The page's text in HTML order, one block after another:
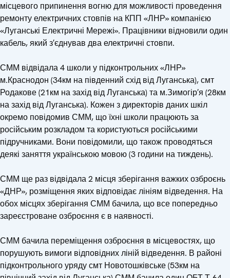
місцевого припинення вогню для можливості проведення
ремонту електричних стовпів на КПП «ЛНР» компанією
«Луганські Електричні Мережі». Працівники відновили один
кабель, який з′єднував два електричні стовпи.
СММ відвідала 4 школи у підконтрольних «ЛНР»
м.Краснодон (34км на південний схід від Луганська), смт
Родакове (21км на захід від Луганська) та м.Зимогір′я (28км
на захід від Луганська). Кожен з директорів даних шкіл
окремо повідомив СММ, що їхні школи працюють за
російським розкладом та користуються російськими
підручниками. Вони повідомили, що також проводяться
деякі заняття українською мовою (3 години на тиждень).
СММ ще раз відвідала 2 місця зберігання важких озброєнь
«ДНР», розміщення яких відповідає лініям відведення. На
обох місцях зберігання СММ бачила, що все попередньо
зареєстроване озброєння є в наявності.
СММ бачила переміщення озброєння в місцевостях, що
порушують вимоги відповідних ліній відведення. В районі
підконтрольного уряду смт Новотошківське (53км на